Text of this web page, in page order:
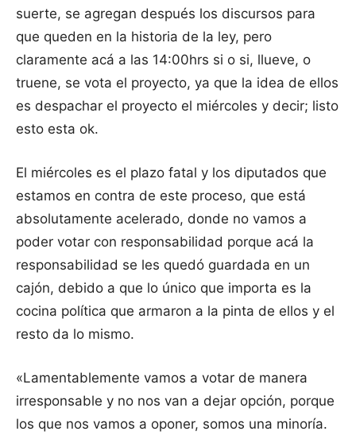
suerte, se agregan después los discursos para
que queden en la historia de la ley, pero
claramente acá a las 14:00hrs si o si, llueve, o
truene, se vota el proyecto, ya que la idea de ellos
es despachar el proyecto el miércoles y decir; listo
esto esta ok.
El miércoles es el plazo fatal y los diputados que
estamos en contra de este proceso, que está
absolutamente acelerado, donde no vamos a
poder votar con responsabilidad porque acá la
responsabilidad se les quedó guardada en un
cajón, debido a que lo único que importa es la
cocina política que armaron a la pinta de ellos y el
resto da lo mismo.
«Lamentablemente vamos a votar de manera
irresponsable y no nos van a dejar opción, porque
los que nos vamos a oponer, somos una minoría.